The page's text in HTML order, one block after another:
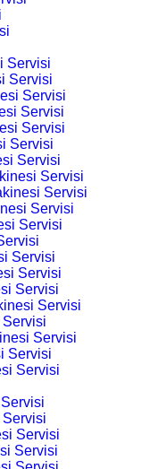
Servisi
Servisi
Servisi
Servisi
Servisi
Servisi
Servisi
Servisi
Servisi
Servisi
Servisi
Servisi
Servisi
Servisi
Servisi
Servisi
Servisi
Servisi
Servisi
Servisi
Servisi
Servisi